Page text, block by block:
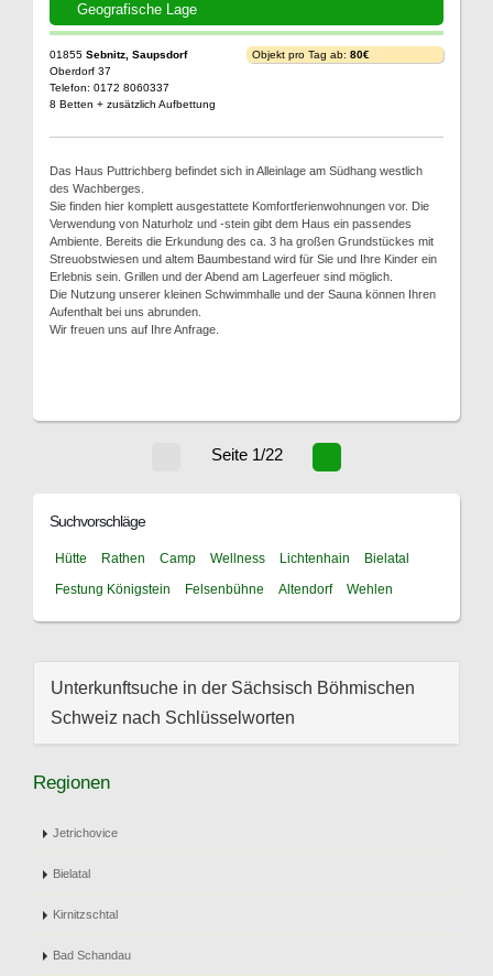
Geografische Lage
01855 Sebnitz, Saupsdorf
Oberdorf 37
Telefon: 0172 8060337
8 Betten + zusätzlich Aufbettung
Objekt pro Tag ab: 80€
Das Haus Puttrichberg befindet sich in Alleinlage am Südhang westlich
des Wachberges.
Sie finden hier komplett ausgestattete Komfortferienwohnungen vor. Die
Verwendung von Naturholz und -stein gibt dem Haus ein passendes
Ambiente. Bereits die Erkundung des ca. 3 ha großen Grundstückes mit
Streuobstwiesen und altem Baumbestand wird für Sie und Ihre Kinder ein
Erlebnis sein. Grillen und der Abend am Lagerfeuer sind möglich.
Die Nutzung unserer kleinen Schwimmhalle und der Sauna können Ihren
Aufenthalt bei uns abrunden.
Wir freuen uns auf Ihre Anfrage.
Seite 1/22
Suchvorschläge
Hütte Rathen Camp Wellness Lichtenhain
Bielatal
Festung Königstein
Felsenbühne Altendorf Wehlen
Unterkunftsuche in der Sächsisch Böhmischen
Schweiz nach Schlüsselworten
Regionen
Jetrichovice
Bielatal
Kirnitzschtal
Bad Schandau